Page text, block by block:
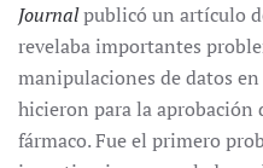
Journalpublicó un artículo
revelaba importantes
manipulaciones de datos
hicieron para la aprobación
fármaco. Fue el primero